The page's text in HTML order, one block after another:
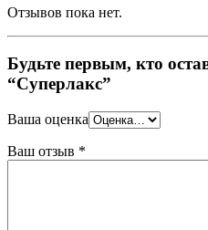
Отзывов пока нет.
Будьте первым, кто
“Суперлакс”
Ваша оценка
Ваш отзыв *